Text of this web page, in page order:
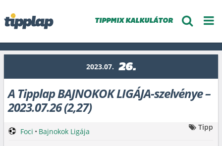
TIPPMIX KALKULÁTOR
2023.07. 26.
A Tipplap BAJNOKOK LIGÁJA-szelvénye –
2023.07.26 (2,27)
Foci • Bajnokok Ligája Tipp